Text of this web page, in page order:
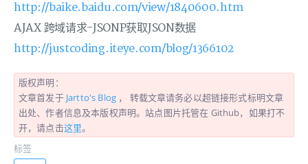
http://baike.baidu.com/view/1840600.htm
AJAX 跨域请求-JSONP获取JSON数据
http://justcoding.iteye.com/blog/1366102
版权声明：
文章首发于 Jartto's Blog ， 转载文章请务必以超链接形式标明文章
出处、作者信息及本版权声明。站点图片托管在 Github，如果打不
开，请点击这里。
标签